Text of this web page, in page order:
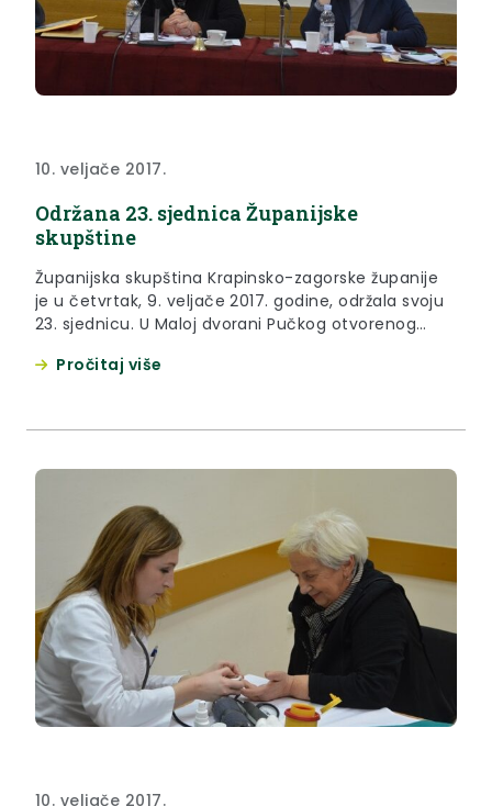
10. veljače 2017.
Održana 23. sjednica Županijske
skupštine
Županijska skupština Krapinsko-zagorske županije
je u četvrtak, 9. veljače 2017. godine, održala svoju
23. sjednicu. U Maloj dvorani Pučkog otvorenog
Skupštine na čelu s predsjednicom Vlastom
Pročitaj više
10. veljače 2017.